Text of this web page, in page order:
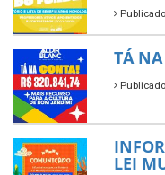
TÁ
LEI